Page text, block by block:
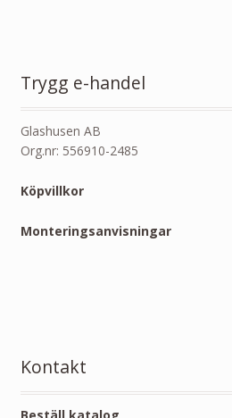
Trygg e-handel
Glashusen AB
Org.nr: 556910-2485
Köpvillkor
Monteringsanvisningar
Kontakt